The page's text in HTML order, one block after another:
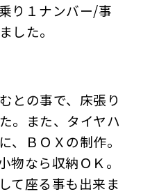
り１ナンバー/事
した。
との事で、床張り
。また、タイヤハ
、ＢＯＸの制作。
物なら収納ＯＫ。
て座る事も出来ま